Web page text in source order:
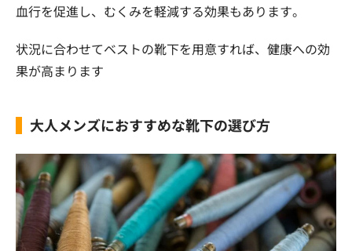
血行を促進し、むくみを軽減する効果もあります。
状況に合わせてベストの靴下を用意すれば、健康への効
果が高まります
大人メンズにおすすめな靴下の選び方